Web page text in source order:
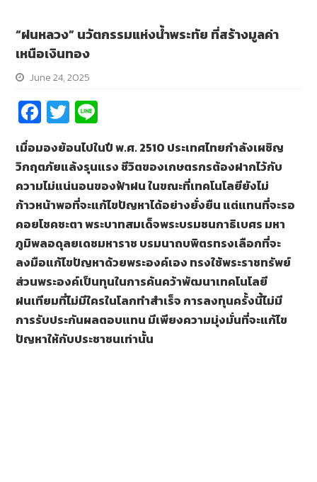
“ฝนหลวง” นวัตกรรมแห่งน้ำพระทัย ที่สร้างมูลค่า
เหนือเงินทอง
June 24, 2025
Fa
ce
b
o
o
k
T
wi
tt
er
n
e
เมื่อมองย้อนไปในปี พ.ศ. 2510 ประเทศไทยกำลังเผชิญ
วิกฤตภัยแล้งรุนแรง ชีวิตของเกษตรกรต้องฝากไว้กับ
ความไม่แน่นอนของฟ้าฝน ในขณะที่เทคโนโลยียังไม่
ก้าวหน้าพอที่จะแก้ไขปัญหาได้อย่างยั่งยืน แต่แทนที่จะรอ
คอยโชคชะตา พระบาทสมเด็จพระบรมชนกาธิเบศร มหา
ภูมิพลอดุลยเดชมหาราช บรมนาถบพิตรทรงเลือกที่จะ
ลงมือแก้ไขปัญหาด้วยพระองค์เอง ทรงใช้พระราชทรัพย์
ส่วนพระองค์เป็นทุนในการค้นคว้าพัฒนาเทคโนโลยี
ฝนเทียมที่ไม่มีใครในโลกทำสำเร็จ การลงทุนครั้งนี้ไม่มี
การรับประกันผลตอบแทน มีเพียงความมุ่งมั่นที่จะแก้ไข
ปัญหาให้กับประชาชนเท่านั้น